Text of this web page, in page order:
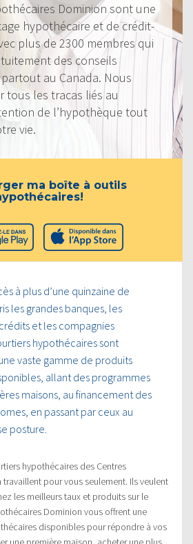
Dominion sont une
hypothécaire et de crédit-
plus de 2300 membres qui
des conseils
partout au Canada. Nous
tous les tracas liés au
de l’hypothèque tout
vie.
ma boîte à outils
à plus d’une quinzaine de
les grandes banques, les
et les compagnies
hypothécaires sont
vaste gamme de produits
allant des programmes
maisons, au financement des
en passant par ceux au
posture.
hypothécaires des Centres
pour vous seulement. Ils veulent
les meilleurs taux et produits sur le
Dominion vous offrent une
disponibles pour répondre à vos